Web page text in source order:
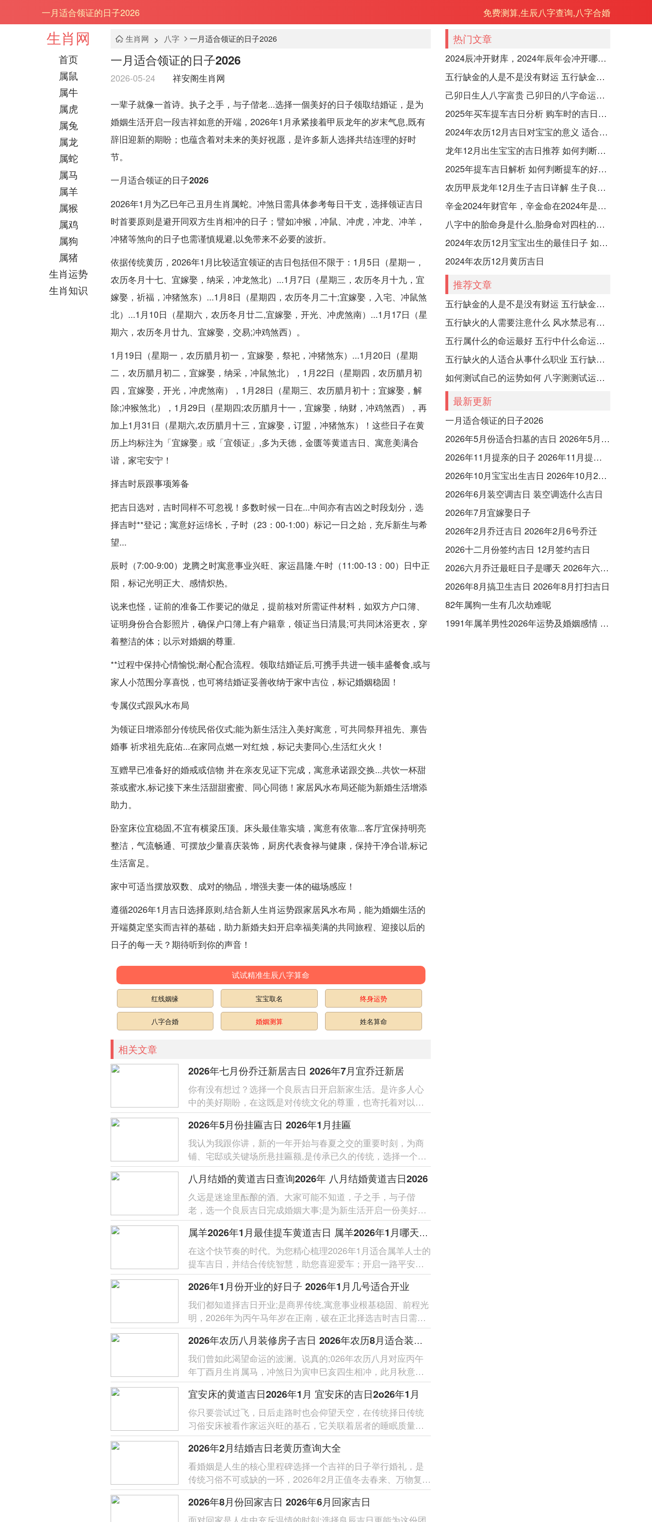
一月适合领证的日子2026 免费测算,生辰八字查询,八字合婚
生肖网
首页
属鼠
属牛
属虎
属兔
属龙
属蛇
属马
属羊
属猴
属鸡
属狗
属猪
生肖运势
生肖知识
生肖网 > 八字 一月适合领证的日子2026
一月适合领证的日子2026
2026-05-24 祥安阁生肖网
一辈子就像一首诗。执子之手，与子偕老...选择一個美好的日子领取结婚证，是为
婚姻生活开启一段吉祥如意的开端，2026年1月承紧接着甲辰龙年的岁末气息,既有
辞旧迎新的期盼；也蕴含着对未来的美好祝愿，是许多新人选择共结连理的好时
节。
一月适合领证的日子2026
2026年1月为乙巳年己丑月生肖属蛇。冲煞日需具体参考每日干支，选择领证吉日
时首要原则是避开同双方生肖相冲的日子；譬如冲猴，冲鼠、冲虎，冲龙、冲羊，
冲猪等煞向的日子也需谨慎规避,以免带来不必要的波折。
依据传统黄历，2026年1月比较适宜领证的吉日包括但不限于：1月5日（星期一，
农历冬月十七、宜嫁娶，纳采，冲龙煞北）...1月7日（星期三，农历冬月十九，宜
嫁娶，祈福，冲猪煞东）...1月8日（星期四，农历冬月二十;宜嫁娶，入宅、冲鼠煞
北）...1月10日（星期六，农历冬月廿二,宜嫁娶，开光、冲虎煞南）...1月17日（星
期六，农历冬月廿九、宜嫁娶，交易;冲鸡煞西）。
1月19日（星期一，农历腊月初一，宜嫁娶，祭祀，冲猪煞东）...1月20日（星期
二，农历腊月初二，宜嫁娶，纳采，冲鼠煞北），1月22日（星期四，农历腊月初
四，宜嫁娶，开光，冲虎煞南），1月28日（星期三、农历腊月初十；宜嫁娶，解
除;冲猴煞北），1月29日（星期四;农历腊月十一，宜嫁娶，纳财，冲鸡煞西），再
加上1月31日（星期六,农历腊月十三，宜嫁娶，订盟，冲猪煞东）！这些日子在黄
历上均标注为「宜嫁娶」或「宜领证」,多为天德，金匮等黄道吉日、寓意美满合
谐，家宅安宁！
择吉时辰跟事项筹备
把吉日选对，吉时同样不可忽视！多数时候一日在...中间亦有吉凶之时段划分，选
择吉时**登记；寓意好运绵长，子时（23：00-1:00）标记一日之始，充斥新生与希
望...
辰时（7:00-9:00）龙腾之时寓意事业兴旺、家运昌隆.午时（11:00-13：00）日中正
阳，标记光明正大、感情炽热。
说来也怪，证前的准备工作要记的做足，提前核对所需证件材料，如双方户口簿、
证明身份合合影照片，确保户口簿上有户籍章，领证当日清晨;可共同沐浴更衣，穿
着整洁的体；以示对婚姻的尊重.
**过程中保持心情愉悦;耐心配合流程。领取结婚证后,可携手共进一顿丰盛餐食,或与
家人小范围分享喜悦，也可将结婚证妥善收纳于家中吉位，标记婚姻稳固！
专属仪式跟风水布局
为领证日增添部分传统民俗仪式;能为新生活注入美好寓意，可共同祭拜祖先、禀告
婚事 祈求祖先庇佑...在家同点燃一对红烛，标记夫妻同心,生活红火火！
互赠早已准备好的婚戒或信物 并在亲友见证下完成，寓意承诺跟交换...共饮一杯甜
茶或蜜水,标记接下来生活甜甜蜜蜜、同心同德！家居风水布局还能为新婚生活增添
助力。
卧室床位宜稳固,不宜有横梁压顶。床头最佳靠实墙，寓意有依靠...客厅宜保持明亮
整洁，气流畅通、可摆放少量喜庆装饰，厨房代表食禄与健康，保持干净合谐,标记
生活富足。
家中可适当摆放双数、成对的物品，增强夫妻一体的磁场感应！
遵循2026年1月吉日选择原则,结合新人生肖运势跟家居风水布局，能为婚姻生活的
开端奠定坚实而吉祥的基础，助力新婚夫妇开启幸福美满的共同旅程、迎接以后的
日子的每一天？期待听到你的声音！
试试精准生辰八字算命
红线姻缘 宝宝取名 终身运势
八字合婚 婚姻测算 姓名算命
相关文章
2026年七月份乔迁新居吉日 2026年7月宜乔迁新居
你有没有想过？选择一个良辰吉日开启新家生活。是许多人心
中的美好期盼，在这既是对传统文化的尊重，也寄托着对以后
顺遂安康的祈愿，再2026年的七月...
2026年5月份挂匾吉日 2026年1月挂匾
我认为我跟你讲，新的一年开始与春夏之交的重要时刻，为商
铺、宅邸或关键场所悬挂匾额,是传承已久的传统，选择一个吉
日良辰进行此举；不独…还蕴含...
八月结婚的黄道吉日查询2026年 八月结婚黄道吉日2026
久远是迷途里酝酿的酒。大家可能不知道，子之手，与子偕
老，选一个良辰吉日完成婚姻大事;是为新生活开启一份美好的
祝愿，寓意着未来之路顺遂美满！202...
属羊2026年1月最佳提车黄道吉日 属羊2026年1月哪天适合提车
在这个快节奏的时代。为您精心梳理2026年1月适合属羊人士的
提车吉日，并结合传统智慧，助您喜迎爱车；开启一路平安的
新旅程...选购新车是件大喜事...
2026年1月份开业的好日子 2026年1月几号适合开业
我们都知道择吉日开业;是商界传统,寓意事业根基稳固、前程光
明，2026年为丙午马年岁在正南，破在正北择选吉时吉日需顺
应天时地利，以期汇聚旺气,...
2026年农历八月装修房子吉日 2026年农历8月适合装修的日子
我们曾如此渴望命运的波澜。说真的;026年农历八月对应丙午
年丁酉月生肖属马，冲煞日为寅申巳亥四生相冲，此月秋意渐
浓金气旺盛、正是调整家宅气...
宜安床的黄道吉日2026年1月 宜安床的吉日2o26年1月
你只要尝试过飞，日后走路时也会仰望天空，在传统择日传统
习俗安床被看作家运兴旺的基石，它关联着居者的睡眠质量、
身体健康乃至整体家宅运势的与...
2026年2月结婚吉日老黄历查询大全
看婚姻是人生的核心里程碑选择一个吉祥的日子举行婚礼，是
传统习俗不可或缺的一环，2026年2月正值冬去春来、万物复苏
的时节，这个月里藏着多个适...
2026年8月份回家吉日 2026年6月回家吉日
面对回家是人生中充斥温情的时刻;选择良辰吉日更能为这份团
热门文章
2024辰冲开财库，2024年辰年会冲开哪些人的财库
五行缺金的人是不是没有财运 五行缺金的人命运好不好
己卯日生人八字富贵 己卯日的八字命运如何
2025年买车提车吉日分析 购车时的吉日与禁忌
2024年农历12月吉日对宝宝的意义 适合龙年宝宝出生的日子有哪些
龙年12月出生宝宝的吉日推荐 如何判断吉日是否适合宝宝
2025年提车吉日解析 如何判断提车的好日子
农历甲辰龙年12月生子吉日详解 生子良辰的影响因素
辛金2024年财官年，辛金命在2024年是财官年还是财印年
八字中的胎命身是什么,胎身命对四柱的影响
2024年农历12月宝宝出生的最佳日子 如何挑选适合的吉日
2024年农历12月黄历吉日
推荐文章
五行缺金的人是不是没有财运 五行缺金的人命运好不好
五行缺火的人需要注意什么 风水禁忌有哪些
五行属什么的命运最好 五行中什么命运势旺盛
五行缺火的人适合从事什么职业 五行缺火的人适合从事的职业有哪些
如何测试自己的运势如何 八字测测试运运程
最新更新
一月适合领证的日子2026
2026年5月份适合扫墓的吉日 2026年5月哪天适合祭祀
2026年11月提亲的日子 2026年11月提亲好日子
2026年10月宝宝出生吉日 2026年10月26号出生的小孩子
2026年6月装空调吉日 装空调选什么吉日
2026年7月宜嫁娶日子
2026年2月乔迁吉日 2026年2月6号乔迁
2026十二月份签约吉日 12月签约吉日
2026六月乔迁最旺日子是哪天 2026年六月乔迁之喜黄道吉日
2026年8月搞卫生吉日 2026年8月打扫吉日
82年属狗一生有几次劫难呢
1991年属羊男性2026年运势及婚姻感情 1991年属羊男几月出生最好